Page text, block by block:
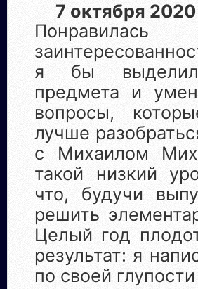
7 октября 2020
я бы выделил
предмета и
вопросы,
лучше
с Михаилом
такой низкий
что, будучи
решить
Целый год
результат: я
по своей